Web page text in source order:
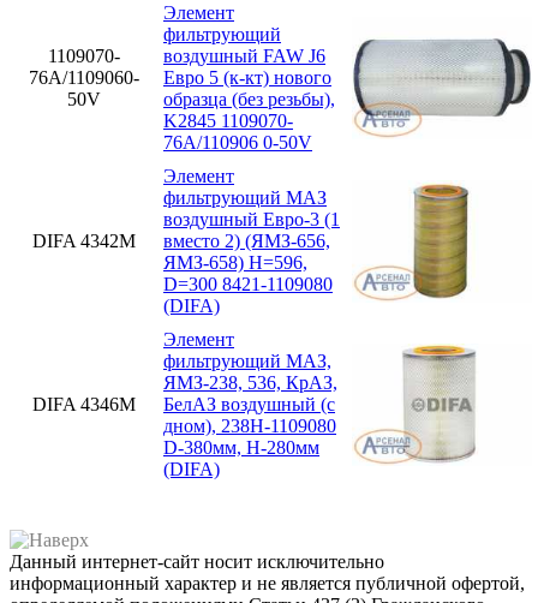
1109070-
76А/1109060-
50V
Элемент
фильтрующий
воздушный FAW J6
Евро 5 (к-кт) нового
образца (без резьбы),
K2845 1109070-
76А/110906 0-50V
DIFA 4342М
Элемент
фильтрующий МАЗ
воздушный Евро-3 (1
вместо 2) (ЯМЗ-656,
ЯМЗ-658) H=596,
D=300 8421-1109080
(DIFA)
DIFA 4346М
Элемент
фильтрующий МАЗ,
ЯМЗ-238, 536, КрАЗ,
БелАЗ воздушный (с
дном), 238Н-1109080
D-380мм, H-280мм
(DIFA)
Данный интернет-сайт носит исключительно
информационный характер и не является публичной офертой,